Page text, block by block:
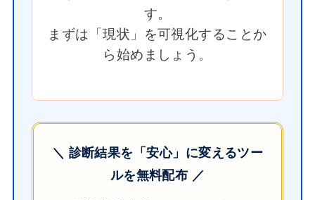
す。
まずは「現状」を可視化することか
ら始めましょう。
＼ 診断結果を「安心」に変えるツー
ルを無料配布 ／